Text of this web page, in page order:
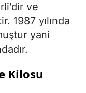
ve
1987 yılında
yani
Kilosu